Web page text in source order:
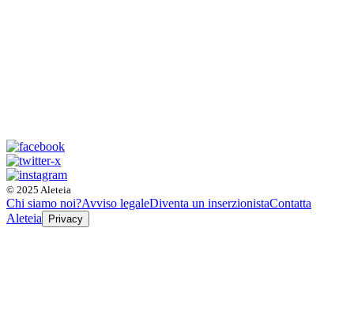
© 2025 Aleteia
Chi siamo noi?Avviso legaleDiventa un inserzionistaContatta
Aleteia
Privacy